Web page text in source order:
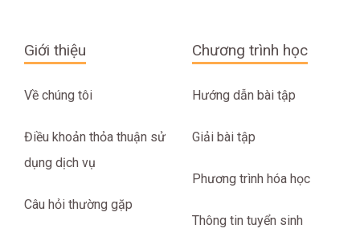
Giới thiệu
Về chúng tôi
Điều khoản thỏa thuận sử
dụng dịch vụ
Câu hỏi thường gặp
Chương trình học
Hướng dẫn bài tập
Giải bài tập
Phương trình hóa học
Thông tin tuyển sinh